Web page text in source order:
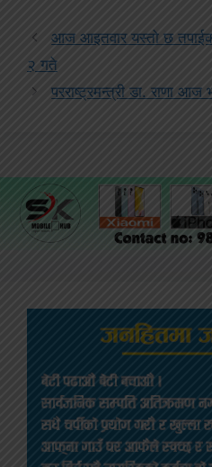
आज आइतवार यस्तो छ
२ गते
परराष्ट्रमन्त्री डा. राणा